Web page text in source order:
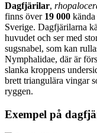
Dagfjärilar,
finns över 19 000
Sverige. Dagfjärilarna
huvudet och ser med
sugsnabel, som kan
Nymphalidae, där är
slanka kroppens
brett triangulära vingar
ryggen.
Exempel på